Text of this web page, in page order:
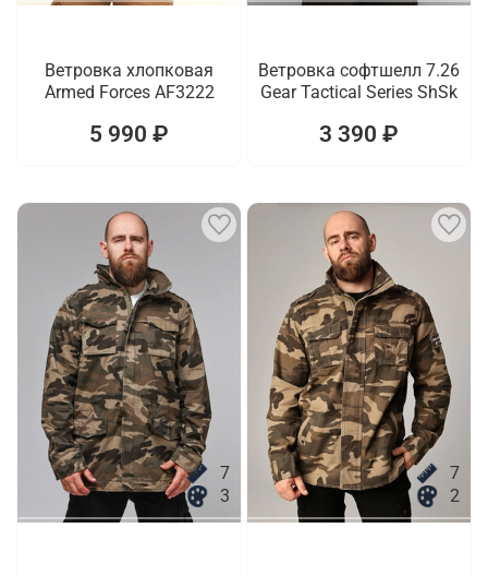
Ветровка хлопковая
Armed Forces AF3222
5 990 ₽
Ветровка софтшелл 7.26
Gear Tactical Series ShSk
3 390 ₽
7
3
7
2